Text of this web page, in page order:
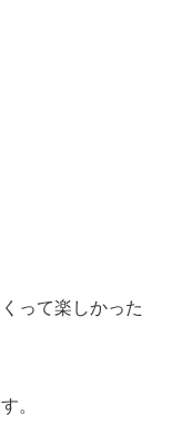
って楽しかった
。